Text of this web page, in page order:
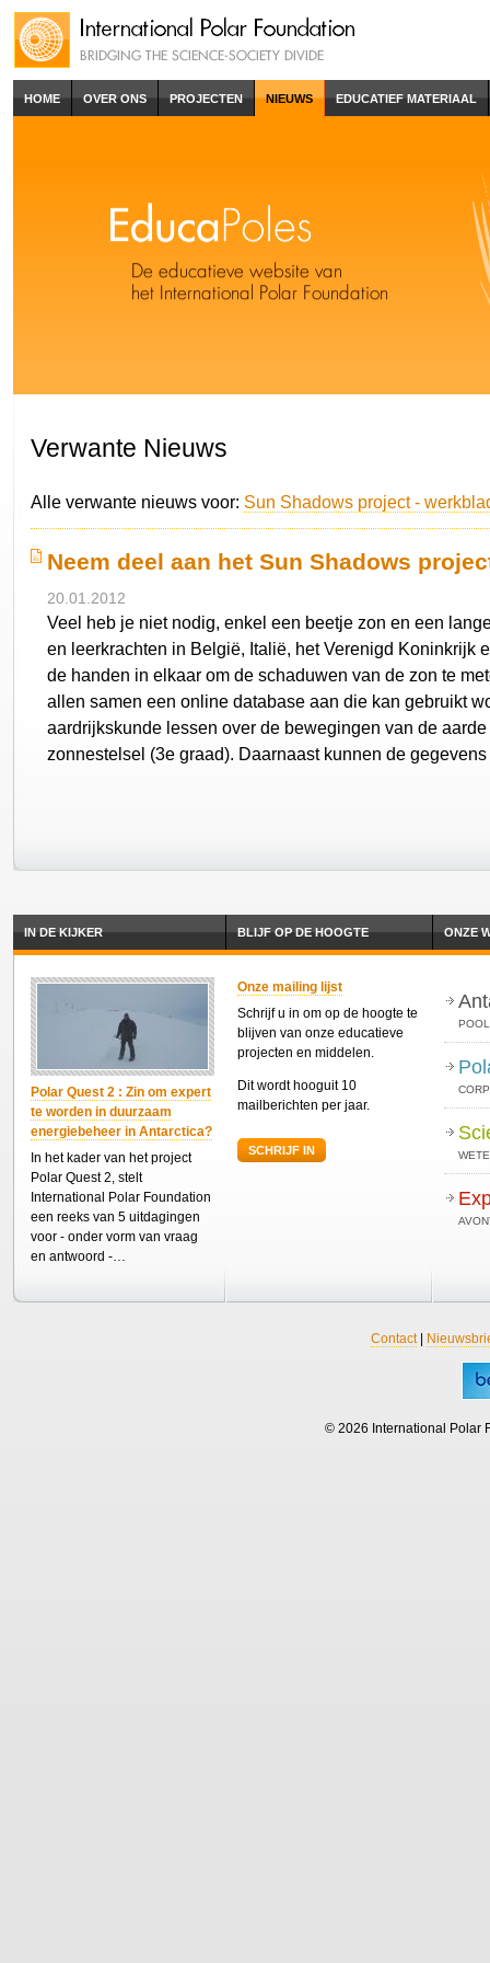
HOME OVER ONS PROJECTEN NIEUWS EDUCATIEF MATERIAAL
Verwante Nieuws
Alle verwante nieuws voor: Sun Shadows project -
Neem deel aan het Sun Shadows
20.01.2012
Veel heb je niet nodig, enkel een beetje zon en een
en leerkrachten in België, Italië, het Verenigd Koninkrijk
de handen in elkaar om de schaduwen van de zon te
allen samen een online database aan die kan gebruikt
aardrijkskunde lessen over de bewegingen van de
zonnestelsel (3e graad). Daarnaast kunnen de
IN DE KIJKER
Polar Quest 2 : Zin om expert
te worden in duurzaam
energiebeheer in Antarctica?
In het kader van het project
Polar Quest 2, stelt
International Polar Foundation
een reeks van 5 uitdagingen
voor - onder vorm van vraag
en antwoord -…
BLIJF OP DE HOOGTE
Onze mailing lijst
Schrijf u in om op de hoogte te
blijven van onze educatieve
projecten en middelen.
Dit wordt hooguit 10
mailberichten per jaar.
SCHRIJF IN
ONZE
Contact|
© 2026 International Polar